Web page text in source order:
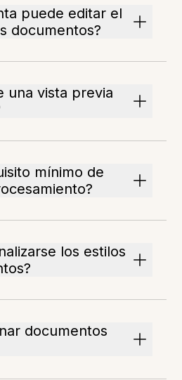
puede editar el
documentos?
una vista previa
mínimo de
los estilos
documentos